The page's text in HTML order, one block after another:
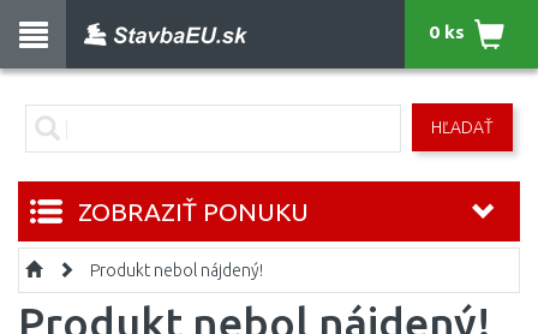
HĽADAŤ
0 ks
ZOBRAZIŤ PONUKU
Produkt nebol nájdený!
Produkt nebol nájdený!